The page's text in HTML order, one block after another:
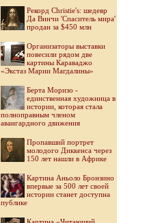
Рекорд Christie's: шедевр
Да Винчи 'Спаситель мира'
продан за $450 млн
Организаторы выставки
повесили рядом две
картины Караваджо
«Экстаз Марии Магдалины»
Берта Моризо -
единственная художница в
истории, которая стала
полноправным членом
авангардного движения
Пропавший портрет
молодого Диккенса через
150 лет нашли в Африке
Картина Аньоло Бронзино
впервые за 500 лет своей
истории станет доступна
публике